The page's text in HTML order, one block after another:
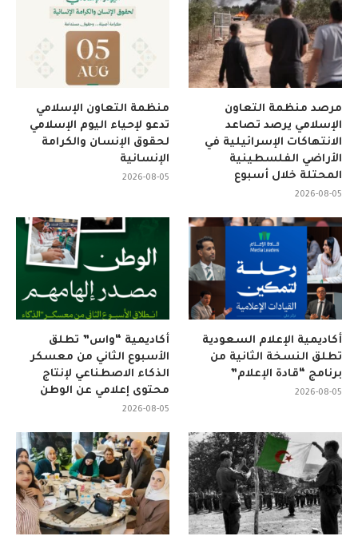
منظمة التعاون الإسلامي
تدعو لإحياء اليوم الإسلامي
لحقوق الإنسان والكرامة
الإنسانية
2026-08-05
مرصد منظمة التعاون
الإسلامي يرصد تصاعد
الانتهاكات الإسرائيلية في
الأراضي الفلسطينية
المحتلة خلال أسبوع
2026-08-05
أكاديمية “واس” تطلق
الأسبوع الثاني من معسكر
الذكاء الاصطناعي لإنتاج
محتوى إعلامي عن الوطن
2026-08-05
أكاديمية الإعلام السعودية
تطلق النسخة الثانية من
برنامج “قادة الإعلام”
2026-08-05